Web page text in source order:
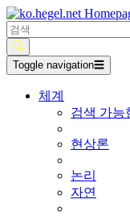
Toggle navigation☰
체계
검색 가능
현상론
논리
자연